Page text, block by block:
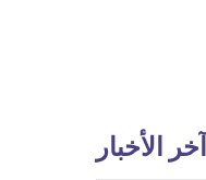
آخر الأخبار